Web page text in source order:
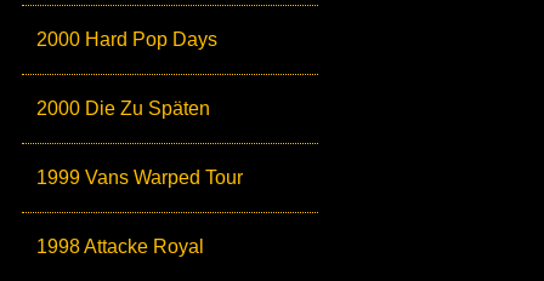
2000 Hard Pop Days
2000 Die Zu Späten
1999 Vans Warped Tour
1998 Attacke Royal